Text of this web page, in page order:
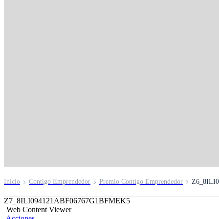
Inicio Contigo Emprendedor Premio Contigo Emprendedor
Z7_8ILI094121ABF06767G1BFMEK5
Web Content Viewer